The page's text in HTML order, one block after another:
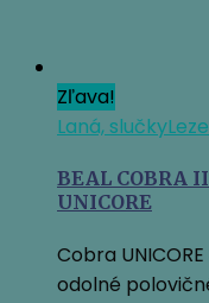
Zľava!
Laná, slučky
BEAL COBRA
UNICORE
Cobra
odolné